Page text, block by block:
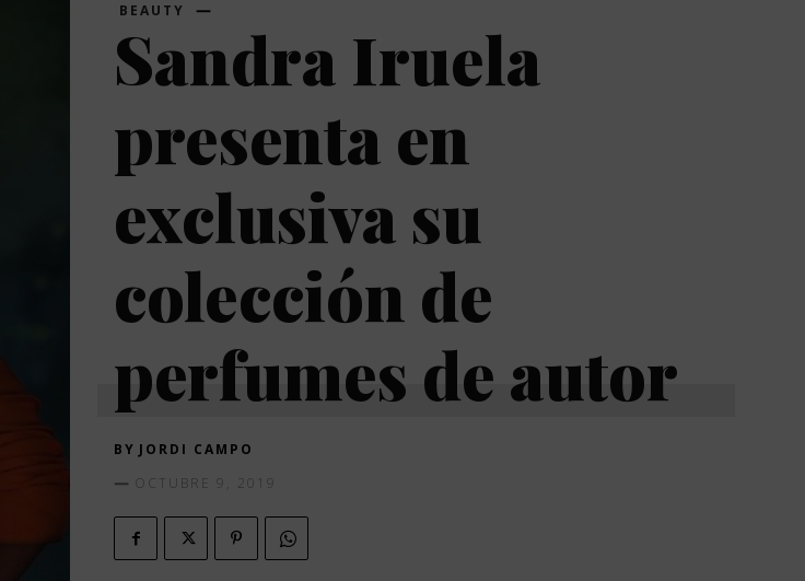
BEAUTY
Sandra Iruela
presenta en
exclusiva su
colección de
perfumes de autor
BY JORDI CAMPO
OCTUBRE 9, 2019